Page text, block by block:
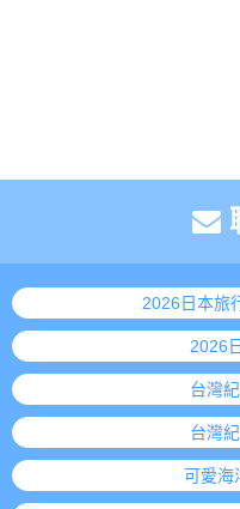
2026日本旅
2026
台灣
台灣
可愛海